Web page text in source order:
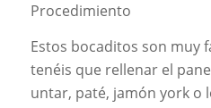
Procedimiento
Estos bocaditos son muy
tenéis que rellenar el
untar, paté, jamón york o